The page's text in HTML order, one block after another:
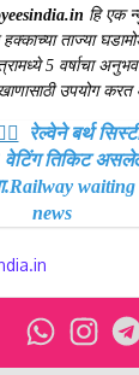
हि एक
हक्काच्या ताज्या
5 वर्षाचा
उपयोग
रेल्वेने बर्थ
वेटिंग तिकिट
news